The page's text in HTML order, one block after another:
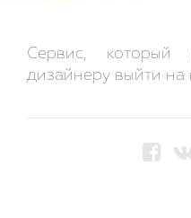
Сервис, который
дизайнеру выйти на